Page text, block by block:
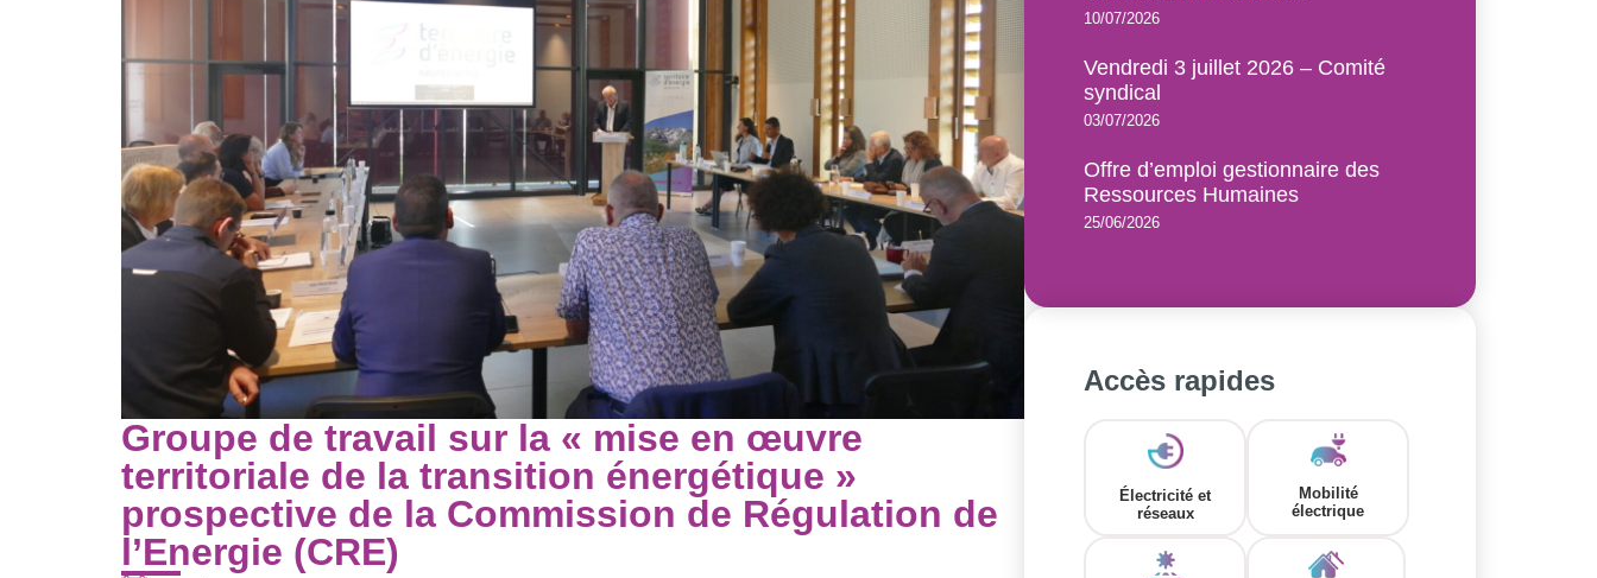
Groupe de travail sur la « mise en œuvre
territoriale de la transition énergétique »
prospective de la Commission de Régulation de
l’Energie (CRE)
10/07/2026
Vendredi 3 juillet 2026 – Comité
syndical
03/07/2026
Offre d’emploi gestionnaire des
Ressources Humaines
25/06/2026
Accès rapides
Électricité et
réseaux
Mobilité
électrique